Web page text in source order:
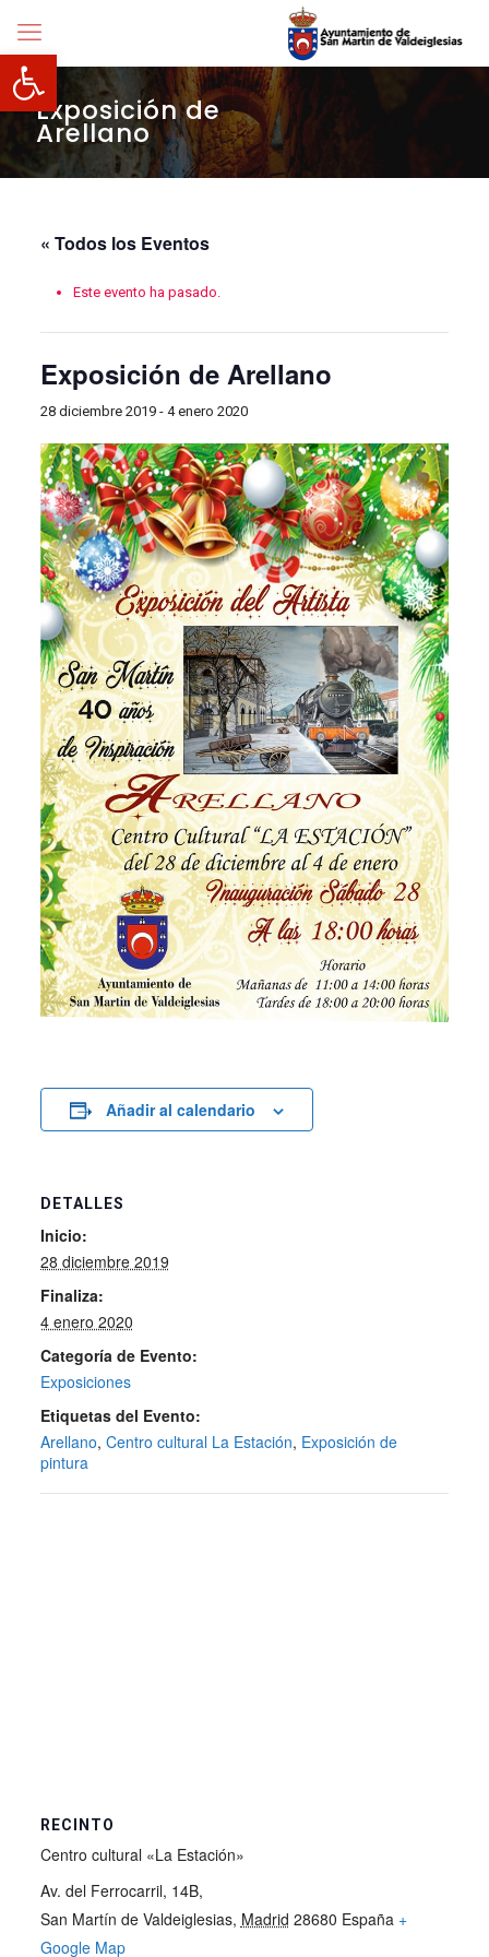
Abrir barra de herramientas
Exposición de
Arellano
« Todos los Eventos
Este evento ha pasado.
Exposición de Arellano
28 diciembre 2019- 4 enero 2020
Añadir al calendario
DETALLES
Inicio:
28 diciembre 2019
Finaliza:
4 enero 2020
Categoría de Evento:
Exposiciones
Etiquetas del Evento:
Arellano, Centro cultural La Estación, Exposición de
pintura
RECINTO
Centro cultural «La Estación»
Av. del Ferrocarril, 14B,
San Martín de Valdeiglesias, Madrid 28680 España +
Google Map